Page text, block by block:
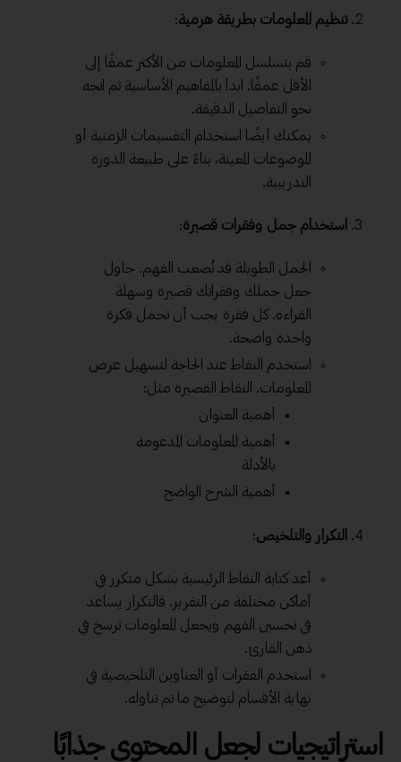
تنظيم المعلومات بطريقة هرمية:
قم بتسلسل المعلومات من الأكثر عمقًا إلى
الأقل عمقًا. ابدأ بالمفاهيم الأساسية ثم اتجه
نحو التفاصيل الدقيقة.
يمكنك أيضًا استخدام التقسيمات الزمنية أو
الموضوعات المعينة، بناءً على طبيعة الدورة
التدريبية.
استخدام جمل وفقرات قصيرة:
الجمل الطويلة قد تُصعب الفهم. حاول
جعل جملك وفقراتك قصيرة وسهلة
القراءة. كل فقرة يجب أن تحمل فكرة
واحدة واضحة.
استخدم النقاط عند الحاجة لتسهيل عرض
المعلومات. النقاط القصيرة مثل:
أهمية العنوان
أهمية المعلومات المدعومة
بالأدلة
أهمية الشرح الواضح
التكرار والتلخيص:
أعد كتابة النقاط الرئيسية بشكل متكرر في
أماكن مختلفة من التقرير. فالتكرار يساعد
في تحسين الفهم ويجعل المعلومات ترسخ في
ذهن القارئ.
استخدم الفقرات أو العناوين التلخيصية في
نهاية الأقسام لتوضيح ما تم تناوله.
استراتيجيات لجعل المحتوى جذابًا